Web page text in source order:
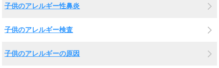
子供のアレルギー性鼻炎
子供のアレルギー検査
子供のアレルギーの原因